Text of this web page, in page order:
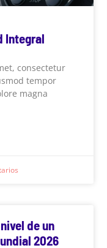
Integral
consectetur
tempor
magna
de un
2026